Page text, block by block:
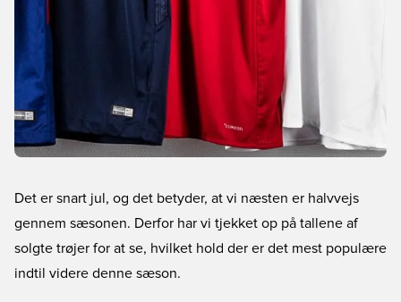
Det er snart jul, og det betyder, at vi næsten er halvvejs
gennem sæsonen. Derfor har vi tjekket op på tallene af
solgte trøjer for at se, hvilket hold der er det mest populære
indtil videre denne sæson.